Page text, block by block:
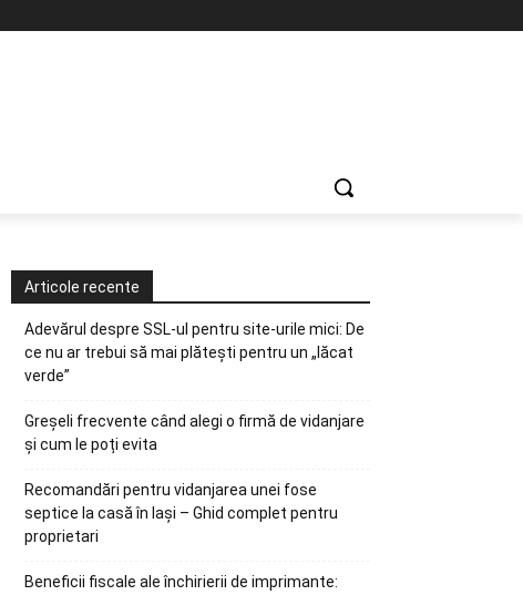
Articole recente
Adevărul despre SSL-ul pentru site-urile mici: De
ce nu ar trebui să mai plătești pentru un „lăcat
verde”
Greșeli frecvente când alegi o firmă de vidanjare
și cum le poți evita
Recomandări pentru vidanjarea unei fose
septice la casă în Iași – Ghid complet pentru
proprietari
Beneficii fiscale ale închirierii de imprimante: